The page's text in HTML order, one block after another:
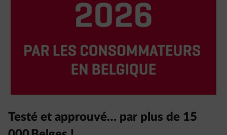
Testé et approuvé… par plus de 15